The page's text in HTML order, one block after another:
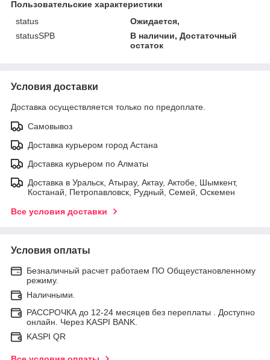
Пользовательские характеристики
status
Ожидается,
statusSPB
В наличии, Достаточный
остаток
Условия доставки
Доставка осуществляется только по предоплате.
Самовывоз
Доставка курьером город Астана
Доставка курьером по Алматы
Доставка в Уральск, Атырау, Актау, Актобе, Шымкент,
Костанай, Петропавловск, Рудный, Семей, Оскемен
Все условия доставки
Условия оплаты
Безналичный расчет работаем ПО Общеустановленному
режиму.
Наличными.
РАССРОЧКА до 12-24 месяцев без переплаты . Доступно
онлайн. Через KASPI BANK.
KASPI QR